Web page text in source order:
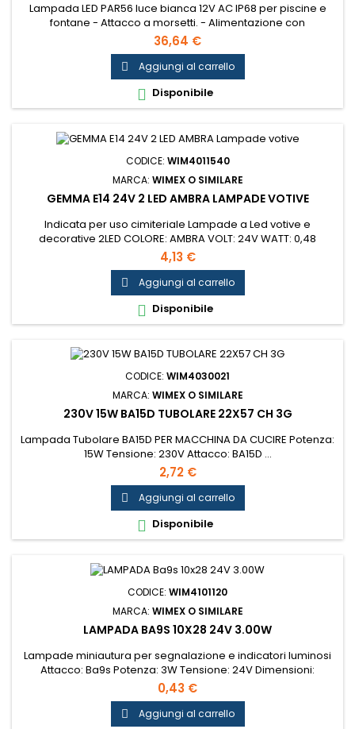
Lampada LED PAR56 luce bianca 12V AC IP68 per piscine e
fontane - Attacco a morsetti. - Alimentazione con
trasformatore elettromagnetico 12VAC 50Hz. - Per impieghi in
esterni ed in immersione negli appositi apparecchi ed in
esterni. - Materi...
36,64 €
 Aggiungi al carrello
 Disponibile
CODICE: WIM4011540
MARCA: WIMEX O SIMILARE
GEMMA E14 24V 2 LED AMBRA LAMPADE VOTIVE
Indicata per uso cimiteriale Lampade a Led votive e
decorative 2LED COLORE: AMBRA VOLT: 24V WATT: 0,48
ATTACCO: E14...
4,13 €
 Aggiungi al carrello
 Disponibile
CODICE: WIM4030021
MARCA: WIMEX O SIMILARE
230V 15W BA15D TUBOLARE 22X57 CH 3G
Lampada Tubolare BA15D PER MACCHINA DA CUCIRE Potenza:
15W Tensione: 230V Attacco: BA15D ...
2,72 €
 Aggiungi al carrello
 Disponibile
CODICE: WIM4101120
MARCA: WIMEX O SIMILARE
LAMPADA BA9S 10X28 24V 3.00W
Lampade miniautura per segnalazione e indicatori luminosi
Attacco: Ba9s Potenza: 3W Tensione: 24V Dimensioni:
10x28mm ...
0,43 €
 Aggiungi al carrello